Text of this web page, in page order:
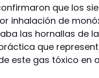
que los
inhalación de
las hornallas de
que
este gas tóxico en